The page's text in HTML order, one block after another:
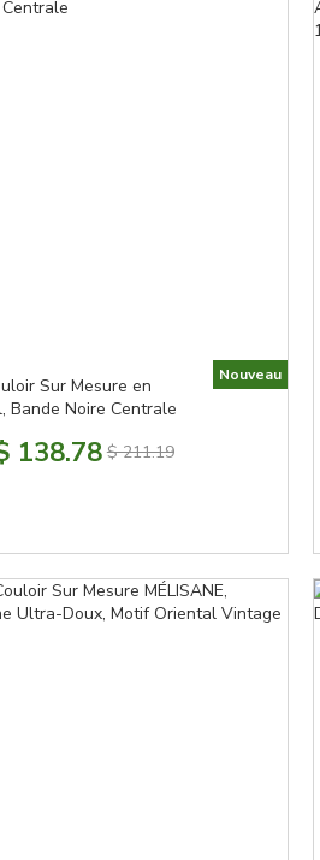
Sur Mesure en
Bande Noire Centrale
138.78 $ 211.19
Nouveau